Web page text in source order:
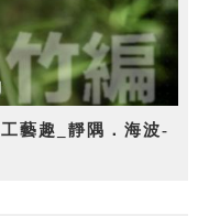
藝趣_靜隅．海波-